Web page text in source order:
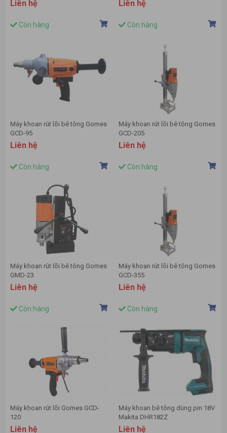
Liên hệ
Còn hàng
Liên hệ
Còn hàng
Máy khoan rút lõi bê tông Gomes
GCD-95
Liên hệ
Còn hàng
Máy khoan rút lõi bê tông Gomes
GCD-205
Liên hệ
Còn hàng
Máy khoan rút lõi bê tông Gomes
GMD-23
Liên hệ
Còn hàng
Máy khoan rút lõi bê tông Gomes
GCD-355
Liên hệ
Còn hàng
Máy khoan rút lõi Gomes GCD-
120
Liên hệ
Máy khoan bê tông dùng pin 18V
Makita DHR182Z
Liên hệ